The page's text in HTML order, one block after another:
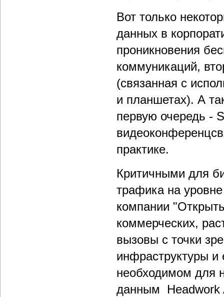
Вот только
данных в
проникновения
коммуникаций,
(связанная с
и планшетах). А
первую очередь -
практике.
Критичными для
трафика на
компании
коммерческих,
вызовы с точки
инфраструктуры и
необходимом для
данным Headwork